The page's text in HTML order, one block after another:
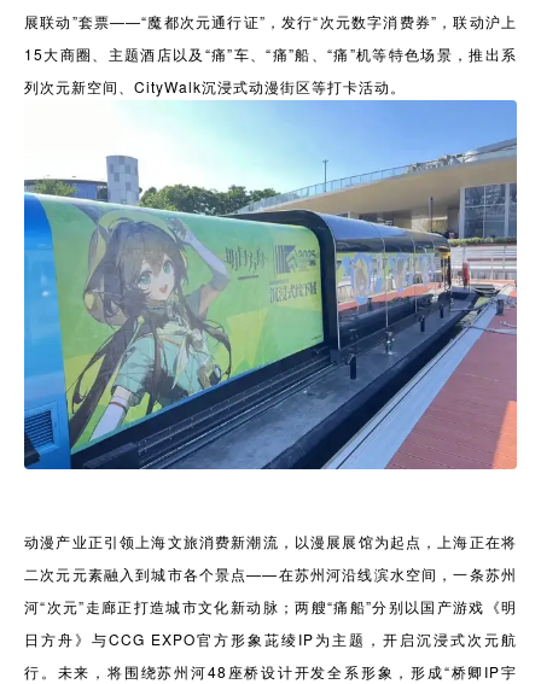
展联动”套票——“魔都次元通行证”，发行“次元数字消费券”，联动沪上
15大商圈、主题酒店以及“痛”车、“痛”船、“痛”机等特色场景，推出系
列次元新空间、CityWalk沉浸式动漫街区等打卡活动。
动漫产业正引领上海文旅消费新潮流，以漫展展馆为起点，上海正在将
二次元元素融入到城市各个景点——在苏州河沿线滨水空间，一条苏州
河“次元”走廊正打造城市文化新动脉；两艘“痛船”分别以国产游戏《明
日方舟》与CCG EXPO官方形象茈绫IP为主题，开启沉浸式次元航
行。未来，将围绕苏州河48座桥设计开发全系形象，形成“桥卿IP宇